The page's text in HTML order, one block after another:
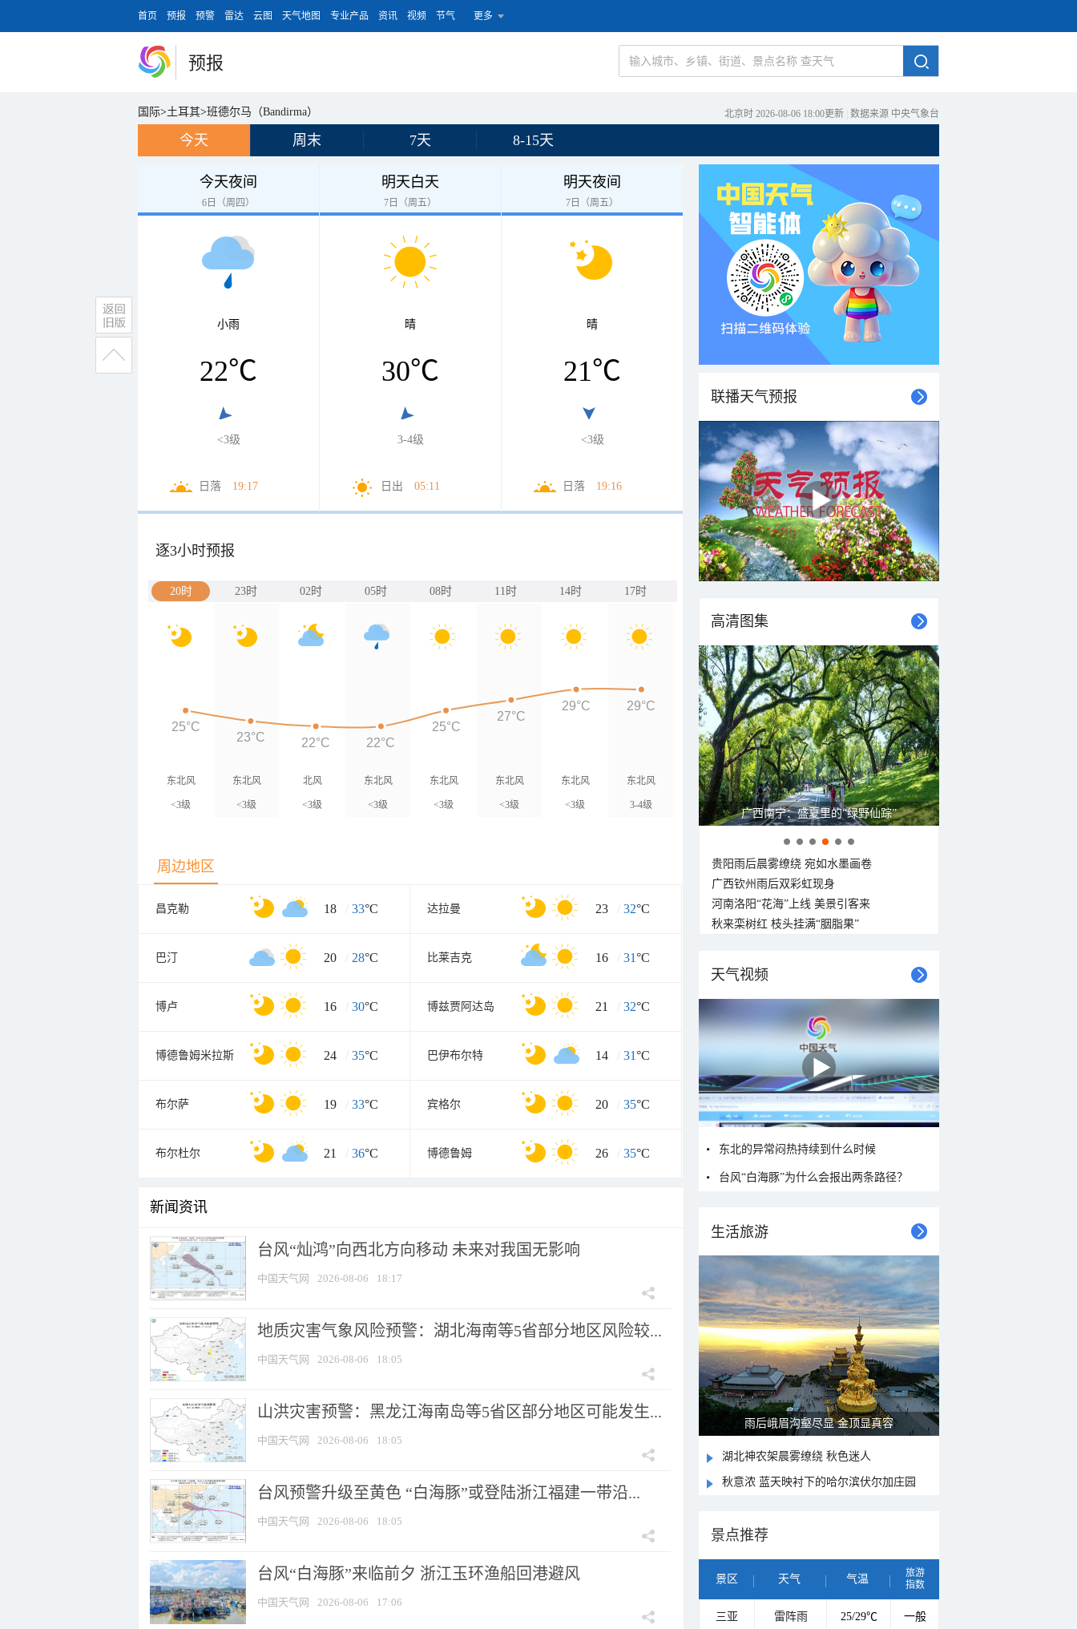
首页 预报 预警 雷达 云图 天气地图 专业产品 资讯 视频 节气 更多
预报
国际>土耳其>班德尔马（Bandirma） 北京时 2026-08-06 18:00更新 数据来源 中央气象台
今天 周末 7天 8-15天
今天夜间
6日（周四）
小雨
22℃
<3级
日落 19:17
明天白天
7日（周五）
晴
30℃
3-4级
日出 05:11
明天夜间
7日（周五）
晴
21℃
<3级
日落 19:16
逐3小时预报
20时 23时 02时 05时 08时 11时 14时 17时
东北风
<3级
东北风
<3级
北风
<3级
东北风
<3级
东北风
<3级
东北风
<3级
东北风
<3级
东北风
3-4级
25°C
23°C 22°C 22°C
25°C
27°C
29°C 29°C
周边地区
昌克勒 18 / 33°C 达拉曼 23 / 32°C
巴汀 20 / 28°C 比莱吉克 16 / 31°C
博卢 16 / 30°C 博兹贾阿达岛 21 / 32°C
博德鲁姆米拉斯 24 / 35°C 巴伊布尔特 14 / 31°C
布尔萨 19 / 33°C 宾格尔 20 / 35°C
布尔杜尔 21 / 36°C 博德鲁姆 26 / 35°C
新闻资讯
台风“灿鸿”向西北方向移动 未来对我国无影响
中国天气网 2026-08-06 18:17
地质灾害气象风险预警：湖北海南等5省部分地区风险较...
中国天气网 2026-08-06 18:05
山洪灾害预警：黑龙江海南岛等5省区部分地区可能发生...
中国天气网 2026-08-06 18:05
台风预警升级至黄色 “白海豚”或登陆浙江福建一带沿...
中国天气网 2026-08-06 18:05
台风“白海豚”来临前夕 浙江玉环渔船回港避风
中国天气网 2026-08-06 17:06
联播天气预报
高清图集
广西南宁：盛夏里的“绿野仙踪”
贵阳雨后晨雾缭绕 宛如水墨画卷
广西钦州雨后双彩虹现身
河南洛阳“花海”上线 美景引客来
秋来栾树红 枝头挂满“胭脂果”
天气视频
东北的异常闷热持续到什么时候
台风“白海豚”为什么会报出两条路径？
生活旅游
雨后峨眉沟壑尽显 金顶显真容
湖北神农架晨雾缭绕 秋色迷人
秋意浓 蓝天映衬下的哈尔滨伏尔加庄园
景点推荐
景区 天气 气温
旅游
指数
三亚 雷阵雨 25/29℃ 一般